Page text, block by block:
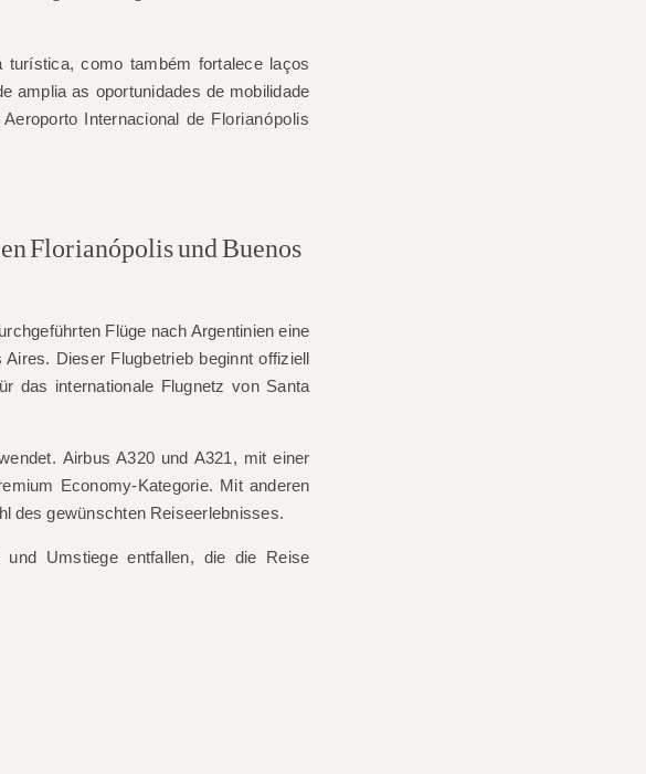
como também fortalece laços
amplia as oportunidades de mobilidade
Internacional de Florianópolis
Florianópolis und Buenos
Flüge nach Argentinien eine
Dieser Flugbetrieb beginnt offiziell
das internationale Flugnetz von Santa
Airbus A320 und A321 , mit einer
Economy-Kategorie. Mit anderen
des gewünschten Reiseerlebnisses.
Umstiege entfallen, die die Reise